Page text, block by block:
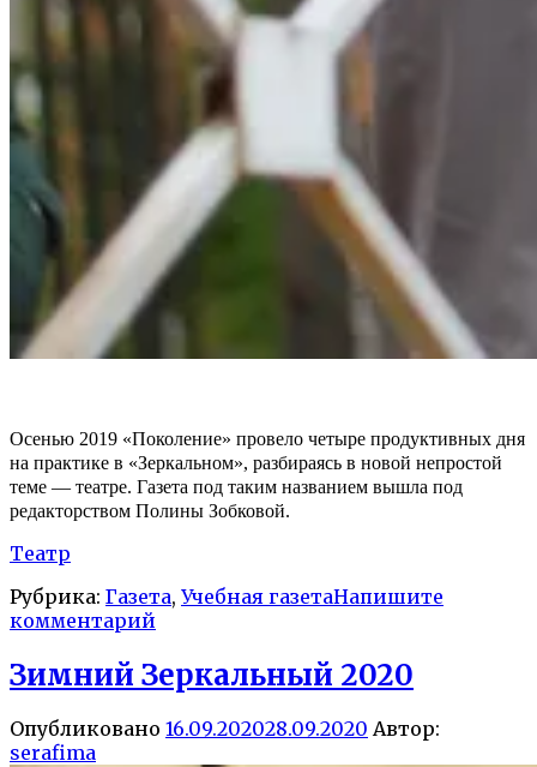
Осенью 2019 «Поколение» провело четыре продуктивных дня
на практике в «Зеркальном», разбираясь в новой непростой
теме — театре. Газета под таким названием вышла под
редакторством Полины Зобковой.
Театр
Рубрика: Газета, Учебная газетаНапишите
комментарий
Зимний Зеркальный 2020
Опубликовано 16.09.202028.09.2020 Автор:
serafima